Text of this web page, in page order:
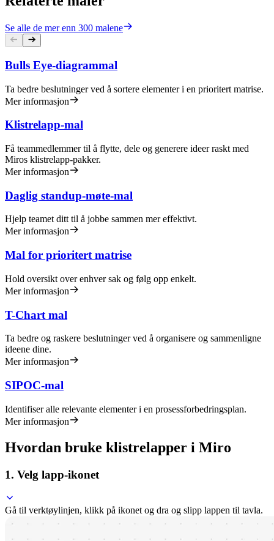
Se alle de mer enn 300 malene
Bulls Eye-diagrammal
Ta bedre beslutninger ved å sortere elementer i en prioritert matrise.
Mer informasjon
Klistrelapp-mal
Få teammedlemmer til å flytte, dele og generere ideer raskt med
Miros klistrelapp-pakker.
Mer informasjon
Daglig standup-møte-mal
Hjelp teamet ditt til å jobbe sammen mer effektivt.
Mer informasjon
Mal for prioritert matrise
Hold oversikt over enhver sak og følg opp enkelt.
Mer informasjon
T-Chart mal
Ta bedre og raskere beslutninger ved å organisere og sammenligne
ideene dine.
Mer informasjon
SIPOC-mal
Identifiser alle relevante elementer i en prosessforbedringsplan.
Mer informasjon
Hvordan bruke klistrelapper i Miro
1. Velg lapp-ikonet
Gå til verktøylinjen, klikk på ikonet og dra og slipp lappen til tavla.